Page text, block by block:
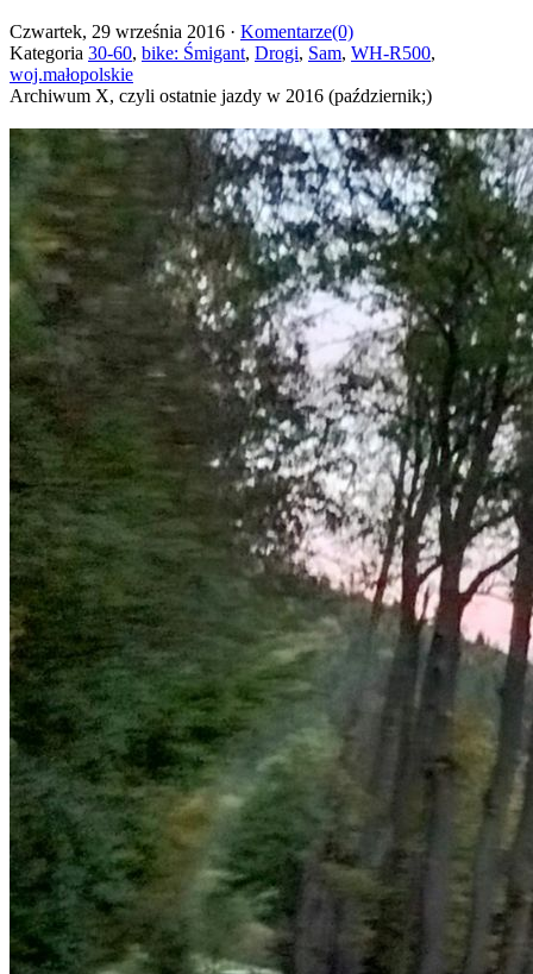
Czwartek, 29 września 2016 · Komentarze(0)
Kategoria 30-60, bike: Śmigant, Drogi, Sam, WH-R500,
woj.małopolskie
Archiwum X, czyli ostatnie jazdy w 2016 (październik;)